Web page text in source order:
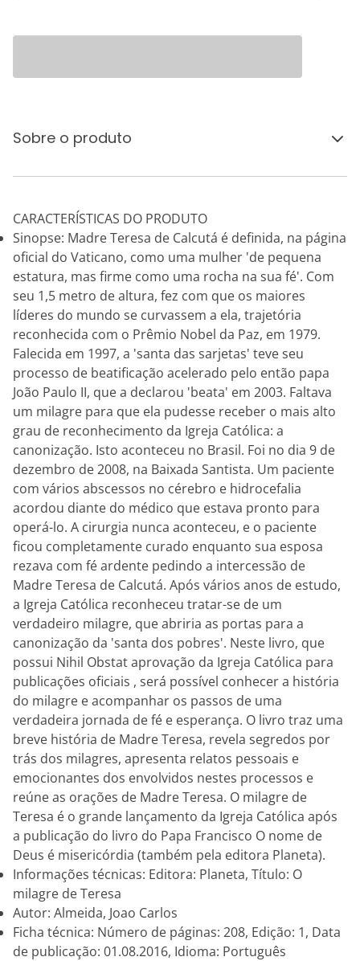
Sobre o produto
CARACTERÍSTICAS DO PRODUTO
Sinopse: Madre Teresa de Calcutá é definida, na página
oficial do Vaticano, como uma mulher 'de pequena
estatura, mas firme como uma rocha na sua fé'. Com
seu 1,5 metro de altura, fez com que os maiores
líderes do mundo se curvassem a ela, trajetória
reconhecida com o Prêmio Nobel da Paz, em 1979.
Falecida em 1997, a 'santa das sarjetas' teve seu
processo de beatificação acelerado pelo então papa
João Paulo II, que a declarou 'beata' em 2003. Faltava
um milagre para que ela pudesse receber o mais alto
grau de reconhecimento da Igreja Católica: a
canonização. Isto aconteceu no Brasil. Foi no dia 9 de
dezembro de 2008, na Baixada Santista. Um paciente
com vários abscessos no cérebro e hidrocefalia
acordou diante do médico que estava pronto para
operá-lo. A cirurgia nunca aconteceu, e o paciente
ficou completamente curado enquanto sua esposa
rezava com fé ardente pedindo a intercessão de
Madre Teresa de Calcutá. Após vários anos de estudo,
a Igreja Católica reconheceu tratar-se de um
verdadeiro milagre, que abriria as portas para a
canonização da 'santa dos pobres'. Neste livro, que
possui Nihil Obstat aprovação da Igreja Católica para
publicações oficiais , será possível conhecer a história
do milagre e acompanhar os passos de uma
verdadeira jornada de fé e esperança. O livro traz uma
breve história de Madre Teresa, revela segredos por
trás dos milagres, apresenta relatos pessoais e
emocionantes dos envolvidos nestes processos e
reúne as orações de Madre Teresa. O milagre de
Teresa é o grande lançamento da Igreja Católica após
a publicação do livro do Papa Francisco O nome de
Deus é misericórdia (também pela editora Planeta).
Informações técnicas: Editora: Planeta, Título: O
milagre de Teresa
Autor: Almeida, Joao Carlos
Ficha técnica: Número de páginas: 208, Edição: 1, Data
de publicação: 01.08.2016, Idioma: Português